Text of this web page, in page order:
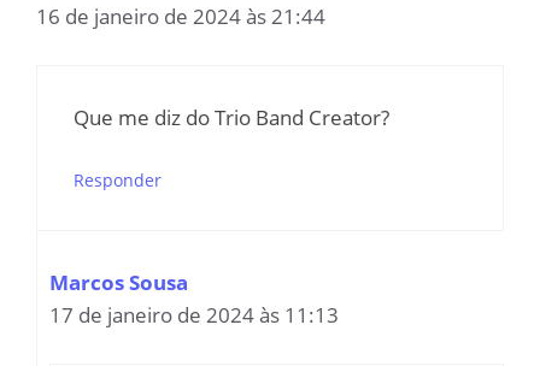
16 de janeiro de 2024 às 21:44
Que me diz do Trio Band Creator?
Responder
Marcos Sousa
17 de janeiro de 2024 às 11:13